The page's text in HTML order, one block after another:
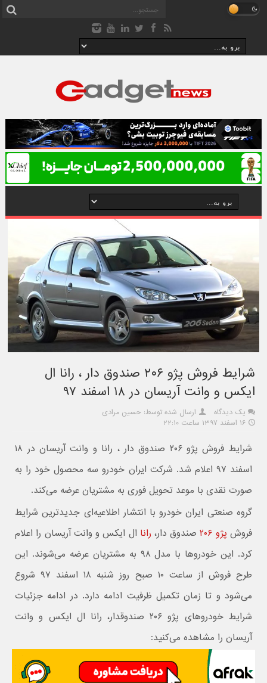
شرایط فروش پژو ۲۰۶ صندوق دار ، رانا ال
ایکس و وانت آریسان در ۱۸ اسفند ۹۷
یک دیدگاه
ارسال شده توسط: حسین مرادی
۱۶ اسفند ۱۳۹۷ ساعت ۲۲:۱۰
شرایط فروش پژو ۲۰۶ صندوق دار ، رانا و وانت آریسان در ۱۸
اسفند ۹۷ اعلام شد. شرکت ایران خودرو سه محصول خود را به
صورت نقدی با موعد تحویل فوری به مشتریان عرضه می‌کند.
گروه صنعتی ایران خودرو با انتشار اطلاعیه‌ای جدیدترین شرایط
فروش پژو ۲۰۶ صندوق دار، رانا ال ایکس و وانت آریسان را اعلام
کرد. این خودروها با مدل ۹۸ به مشتریان عرضه می‌شوند. این
طرح فروش از ساعت ۱۰ صبح روز شنبه ۱۸ اسفند ۹۷ شروع
می‌شود و تا زمان تکمیل ظرفیت ادامه دارد. در ادامه جزئیات
شرایط خودروهای پژو ۲۰۶ صندوقدار، رانا ال ایکس و وانت
آریسان را مشاهده می‌کنید: